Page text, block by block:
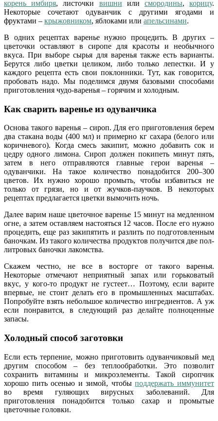
корень имбиря, листочки вишни или смородины,корицу.
Некоторые сочетают одуванчик с другими ягодами и
фруктами – крыжовником, яблоками или апельсинами.
В одних рецептах варенье нужно процедить. В других –
цветочки оставляют в сиропе для красоты и необычного
вкуса. При выборе сырья для варенья также есть варианты.
Берутся либо цветки целиком, либо только лепестки. И у
каждого рецепта есть свои поклонники. Тут, как говорится,
пробовать надо. Мы поделимся двумя базовыми способами
приготовления чудо-варенья – горячим и холодным.
Как сварить варенье из одуванчика
Основа такого варенья – сироп. Для его приготовления берем
два стакана воды (400 мл) и примерно кг сахара (белого или
коричневого). Когда смесь закипит, можно добавить сок и
цедру одного лимона. Сироп должен покипеть минут пять,
затем в него отправляются главные герои варенья –
одуванчики. На такое количество понадобится 200–300
цветов. Их нужно хорошо промыть, чтобы избавиться не
только от грязи, но и от жучков-паучков. В некоторых
рецептах предлагается цветки вымочить ночь.
Далее варим наше цветочное варенье 15 минут на медленном
огне, а затем оставляем настояться 12 часов. После его нужно
процедить, еще раз закипятить и разлить по подготовленным
баночкам. Из такого количества продуктов получится две пол-
литровых баночки лакомства.
Скажем честно, не все в восторге от такого варенья.
Некоторые отмечают неприятный запах или горьковатый
вкус, у кого-то продукт не густеет… Поэтому, если варите
впервые, не стоит делать его в промышленных масштабах.
Попробуйте взять небольшое количество ингредиентов. А уж
если понравится, в следующий раз делайте полноценные
запасы.
Холодный способ заготовки
Если есть терпение, можно приготовить одуванчиковый мед
другим способом – без теплообработки. Это позволит
сохранить витамины и микроэлементы. Такой сиропчик
хорошо пить осенью и зимой, чтобыподдержать иммунитет
во время гуляющих вирусных заболеваний. Для
приготовления понадобится только сахар и промытые
цветочные головки.